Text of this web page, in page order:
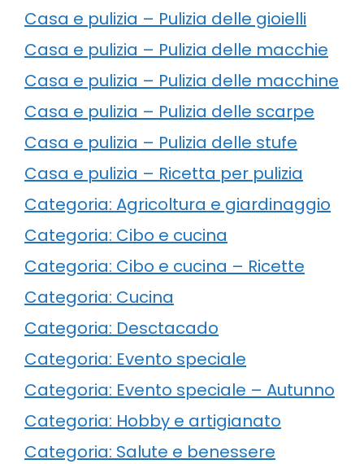
Casa e pulizia – Pulizia delle gioielli
Casa e pulizia – Pulizia delle macchie
Casa e pulizia – Pulizia delle macchine
Casa e pulizia – Pulizia delle scarpe
Casa e pulizia – Pulizia delle stufe
Casa e pulizia – Ricetta per pulizia
Categoria: Agricoltura e giardinaggio
Categoria: Cibo e cucina
Categoria: Cibo e cucina – Ricette
Categoria: Cucina
Categoria: Desctacado
Categoria: Evento speciale
Categoria: Evento speciale – Autunno
Categoria: Hobby e artigianato
Categoria: Salute e benessere